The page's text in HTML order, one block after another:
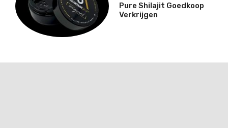
Pure Shilajit Goedkoop
Verkrijgen